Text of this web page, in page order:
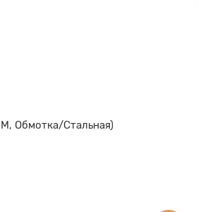
Обмотка/Стальная)